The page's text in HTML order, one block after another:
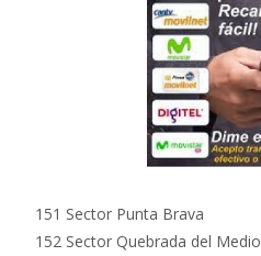
151 Sector Punta Brava
152 Sector Quebrada del Medio